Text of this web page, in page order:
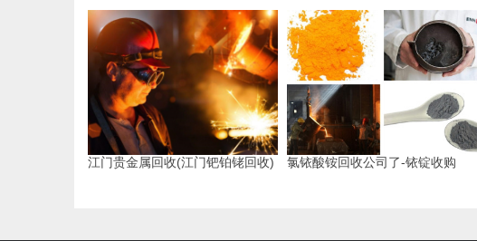
江门贵金属回收(江门钯铂铑回收) 氯铱酸铵回收公司了-铱锭收购